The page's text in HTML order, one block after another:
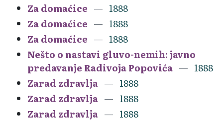
Za domaćice
1888
Za domaćice
1888
Za domaćice
1888
Nešto o nastavi gluvo-nemih: javno
predavanje Radivoja Popovića
1888
Zarad zdravlja
1888
Zarad zdravlja
1888
Zarad zdravlja
1888